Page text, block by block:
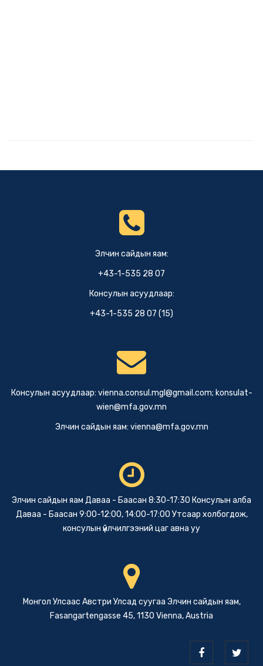
Элчин сайдын яам:
+43-1-535 28 07
Консулын асуудлаар:
+43-1-535 28 07 (15)
Консулын асуудлаар: vienna.consul.mgl@gmail.com; konsulat-
wien@mfa.gov.mn
Элчин сайдын яам: vienna@mfa.gov.mn
Элчин сайдын яам Даваа - Баасан 8:30-17:30 Консулын алба
Даваа - Баасан 9:00-12:00, 14:00-17:00 Утсаар холбогдож,
консулын үйлчилгээний цаг авна уу
Монгол Улсаас Австри Улсад суугаа Элчин сайдын яам,
Fasangartengasse 45, 1130 Vienna, Austria